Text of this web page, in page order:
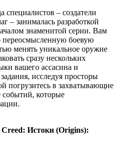
специалистов – создатели
– занималась разработкой
знаменитой серии. Вам
переосмысленную боевую
менять уникальное оружие
сразу нескольких
вашего ассасина и
исследуя просторы
погрузитесь в захватывающие
событий, которые
Истоки (Origins):